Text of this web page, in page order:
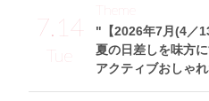
7.14
Tue
"【2026年7月(4／
夏の日差しを味方
アクティブおしゃ
Theme